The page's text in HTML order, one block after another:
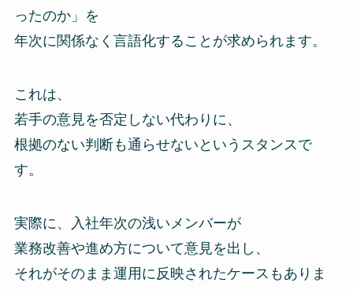
ったのか」を
年次に関係なく言語化することが求められます。
これは、
若手の意見を否定しない代わりに、
根拠のない判断も通らせないというスタンスで
す。
実際に、入社年次の浅いメンバーが
業務改善や進め方について意見を出し、
それがそのまま運用に反映されたケースもありま